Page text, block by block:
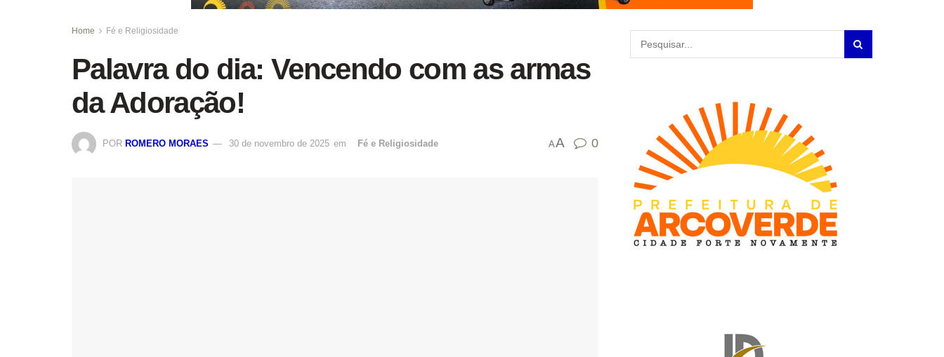
Home Fé e Religiosidade
Palavra do dia: Vencendo com as armas
da Adoração!
POR ROMERO MORAES 30 de novembro de 2025 emﾠ Fé e Religiosidade AA 0